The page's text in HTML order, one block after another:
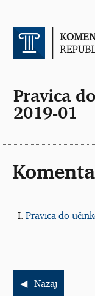
Pravica
2019-01
Pravica do
Nazaj